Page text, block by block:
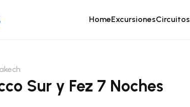
HomeExcursionesCircuitos
Sur y Fez 7 Noches